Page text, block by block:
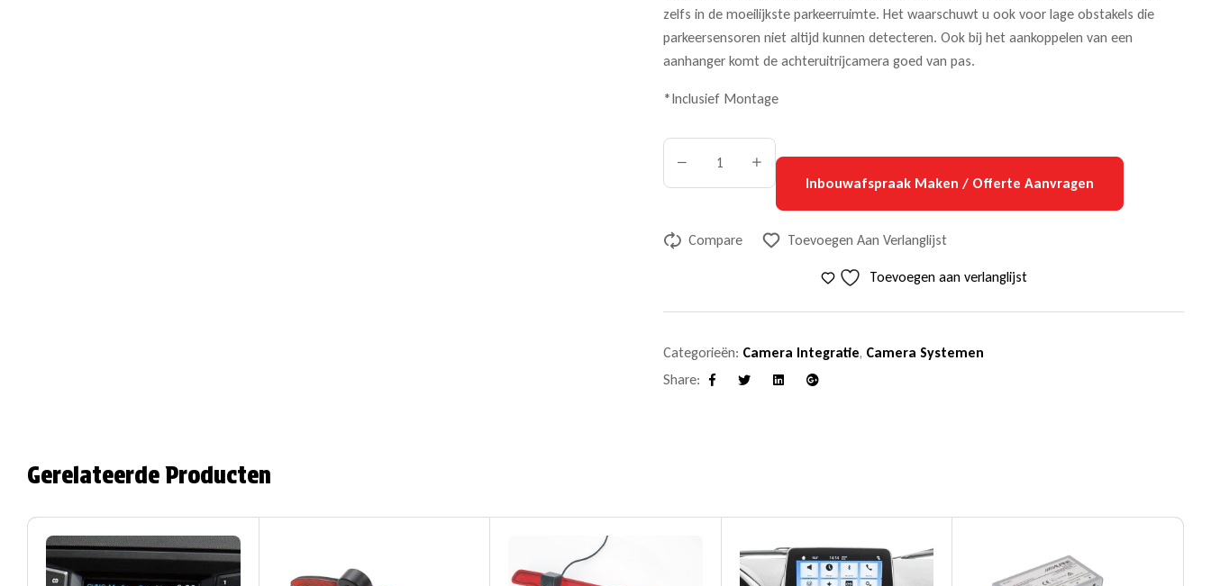
zelfs in de moeilijkste parkeerruimte. Het waarschuwt u ook voor lage obstakels die
parkeersensoren niet altijd kunnen detecteren. Ook bij het aankoppelen van een
aanhanger komt de achteruitrijcamera goed van pas.
*Inclusief Montage
Inbouwafspraak Maken / Offerte Aanvragen
Compare Toevoegen Aan Verlanglijst
Toevoegen aan verlanglijst
Categorieën: Camera Integratie, Camera Systemen
Share:
Facebook LinkedinGoogle+
Gerelateerde Producten